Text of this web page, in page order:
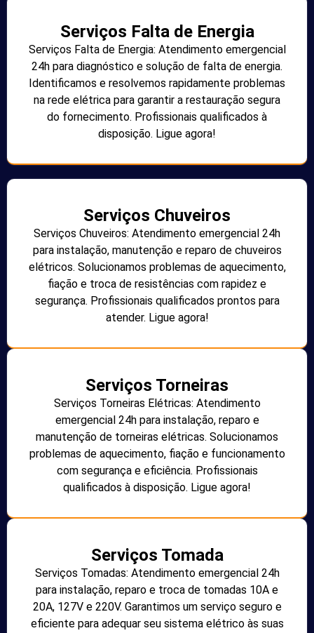
Serviços Falta de Energia
Serviços Falta de Energia: Atendimento emergencial
24h para diagnóstico e solução de falta de energia.
Identificamos e resolvemos rapidamente problemas
na rede elétrica para garantir a restauração segura
do fornecimento. Profissionais qualificados à
disposição. Ligue agora!
Serviços Chuveiros
Serviços Chuveiros: Atendimento emergencial 24h
para instalação, manutenção e reparo de chuveiros
elétricos. Solucionamos problemas de aquecimento,
fiação e troca de resistências com rapidez e
segurança. Profissionais qualificados prontos para
atender. Ligue agora!
Serviços Torneiras
Serviços Torneiras Elétricas: Atendimento
emergencial 24h para instalação, reparo e
manutenção de torneiras elétricas. Solucionamos
problemas de aquecimento, fiação e funcionamento
com segurança e eficiência. Profissionais
qualificados à disposição. Ligue agora!
Serviços Tomada
Serviços Tomadas: Atendimento emergencial 24h
para instalação, reparo e troca de tomadas 10A e
20A, 127V e 220V. Garantimos um serviço seguro e
eficiente para adequar seu sistema elétrico às suas